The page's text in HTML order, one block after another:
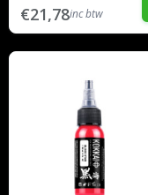
€21,78inc btw